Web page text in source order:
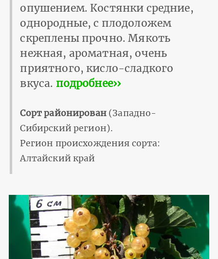
опушением. Костянки средние,
однородные, с плодоложем
скреплены прочно. Мякоть
нежная, ароматная, очень
приятного, кисло-сладкого
вкуса. подробнее››
Сорт районирован(Западно-
Сибирский регион).
Регион происхождения сорта:
Алтайский край